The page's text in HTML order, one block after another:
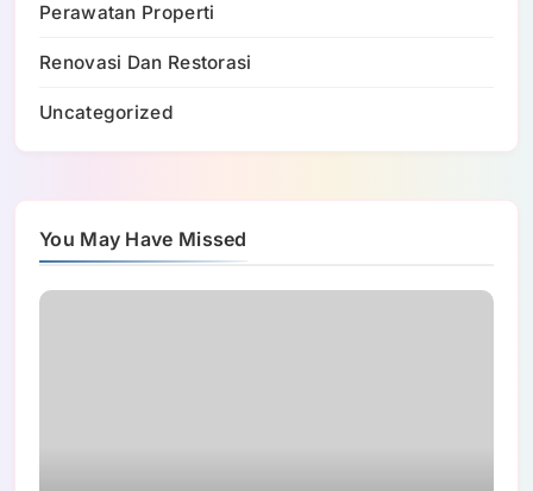
Perawatan Properti
Renovasi Dan Restorasi
Uncategorized
You May Have Missed